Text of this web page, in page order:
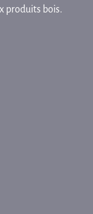
produits bois.